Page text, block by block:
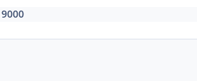
9000